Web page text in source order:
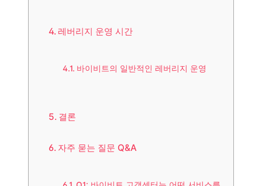
레버리지 운영 시간
바이비트의 일반적인 레버리지 운영
결론
자주 묻는 질문 Q&A